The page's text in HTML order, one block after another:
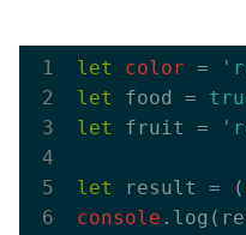
let color =
let
food =
let
fruit =
let result = (
console